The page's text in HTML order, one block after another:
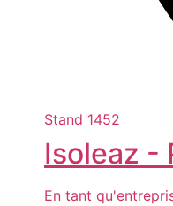
Stand 1452
Isoleaz -
En tant